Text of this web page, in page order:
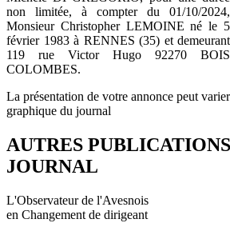
non limitée, à compter du 01/10/2024,
Monsieur Christopher LEMOINE né le 5
février 1983 à RENNES (35) et demeurant
119 rue Victor Hugo 92270 BOIS
COLOMBES.
La présentation de votre annonce peut
graphique du journal
AUTRES
JOURNAL
L'Observateur de l'Avesnois
en Changement de dirigeant